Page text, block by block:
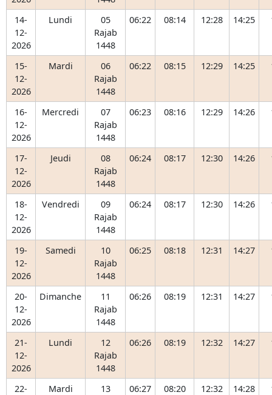
14-
12-
2026
Lundi
05
Rajab
1448
06:22 08:14 12:28 14:25
15-
12-
2026
Mardi
06
Rajab
1448
06:22 08:15 12:29 14:25
16-
12-
2026
Mercredi
07
Rajab
1448
06:23 08:16 12:29 14:26
17-
12-
2026
Jeudi
08
Rajab
1448
06:24 08:17 12:30 14:26
18-
12-
2026
Vendredi
09
Rajab
1448
06:24 08:17 12:30 14:26
19-
12-
2026
Samedi
10
Rajab
1448
06:25 08:18 12:31 14:27
20-
12-
2026
Dimanche
11
Rajab
1448
06:26 08:19 12:31 14:27
21-
12-
2026
Lundi
12
Rajab
1448
06:26 08:19 12:32 14:27
22-
Mardi
13
06:27 08:20 12:32 14:28